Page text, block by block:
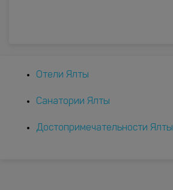
Отели Ялты
Санатории Ялты
Достопримечательности Ялты